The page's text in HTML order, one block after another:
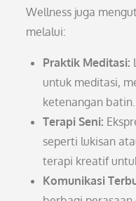
Wellness juga
melalui:
Praktik Meditasi:
untuk meditasi,
ketenangan batin.
Terapi Seni:
seperti lukisan
terapi kreatif
Komunikasi